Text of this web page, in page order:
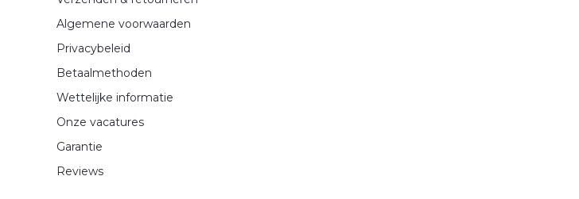
Algemene voorwaarden
Privacybeleid
Betaalmethoden
Wettelijke informatie
Onze vacatures
Garantie
Reviews